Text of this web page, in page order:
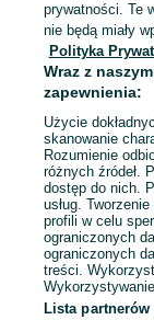
Mapa kategorii
Mapa miejscowości
Mapa ministron
Popularne
prywatności. Te
nie będą miały
Polityka
Wraz z
zapewnienia:
Użycie
skanowanie
Rozumienie
różnych źródeł.
dostęp do nich.
usług.
profili w celu
ograniczonych
ograniczonych
treści.
Lista